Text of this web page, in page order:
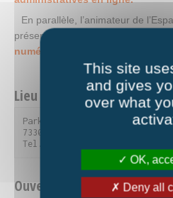
En parallèle, l’animateur de
présent pour vous apporter une
numériques.
Lieu et contact
Parking des Anciens
73300 Villargondran
Tel. 04 79 59 56 20
Ouverture
This site
and gives
over what
OK,
Deny all